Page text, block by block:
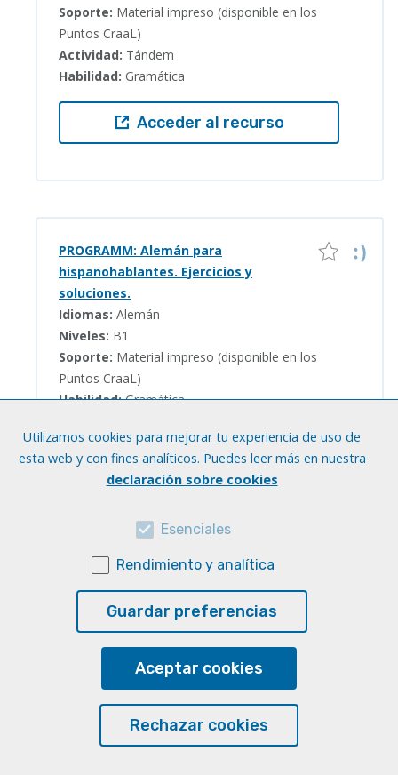
Soporte: Material impreso (disponible en los
Puntos CraaL)
Actividad: Tándem
Habilidad: Gramática
Acceder al recurso
PROGRAMM: Alemán para
hispanohablantes. Ejercicios y
soluciones.
Idiomas: Alemán
Niveles: B1
Soporte: Material impreso (disponible en los
Puntos CraaL)
Habilidad:Gramática
Acceder al recurso
PROGRAMM: Alemán para
hispanohablantes. Ejercicios y
soluciones.
Idiomas:Alemán
Material impreso (disponible en los
Puntos CraaL)
Gramática
Utilizamos cookies para mejorar tu experiencia de uso de
esta web y con fines analíticos. Puedes leer más en nuestra
declaración sobre cookies
Esenciales
Rendimiento y analítica
Guardar preferencias
Aceptar cookies
Rechazar cookies